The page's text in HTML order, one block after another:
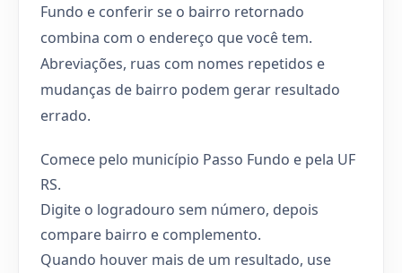
Fundo e conferir se o bairro retornado
combina com o endereço que você tem.
Abreviações, ruas com nomes repetidos e
mudanças de bairro podem gerar resultado
errado.
Comece pelo município Passo Fundo e pela UF
RS.
Digite o logradouro sem número, depois
compare bairro e complemento.
Quando houver mais de um resultado, use